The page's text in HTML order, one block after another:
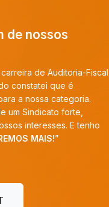
nossos
de Auditoria-Fiscal
constatei que é
a nossa categoria.
Sindicato forte,
interesses. E tenho
MAIS!”